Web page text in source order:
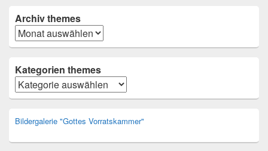
Archivthemes
Archiv
Kategorien themes
Kategorien
Bildergalerie "Gottes Vorratskammer"